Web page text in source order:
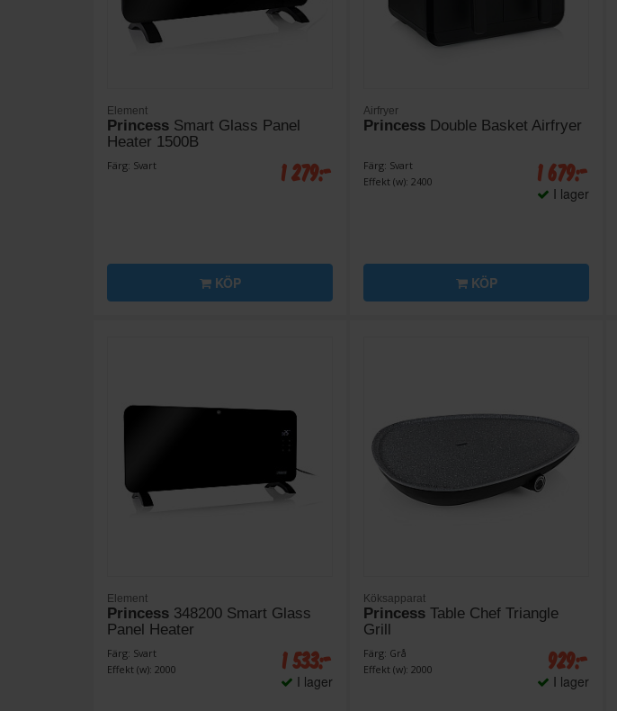
Element
Princess Smart Glass Panel
Heater 1500B
Färg: Svart 1 279:-
KÖP
Airfryer
Princess Double Basket Airfryer
Färg: Svart
Effekt (w): 2400
1 679:-
I lager
KÖP
Element
Princess 348200 Smart Glass
Panel Heater
Färg: Svart
Effekt (w): 2000
1 533:-
I lager
Köksapparat
Princess Table Chef Triangle
Grill
Färg: Grå
Effekt (w): 2000
929:-
I lager